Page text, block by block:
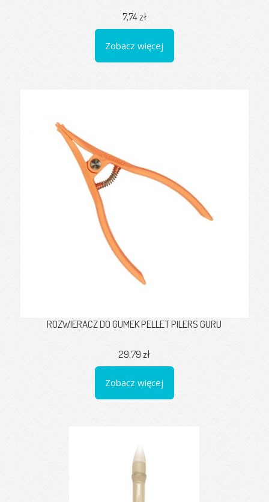
7,74 zł
Zobacz więcej
ROZWIERACZ DO GUMEK PELLET PILERS GURU
29,79 zł
Zobacz więcej